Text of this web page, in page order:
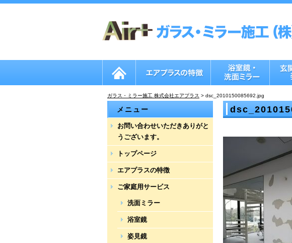
ガラス・ミラー施工 株式会社エアプラス > dsc_2010150085692.jpg
メニュー
お問い合わせいただきありがと
うございます。
トップページ
エアプラスの特徴
ご家庭用サービス
洗面ミラー
浴室鏡
姿見鏡